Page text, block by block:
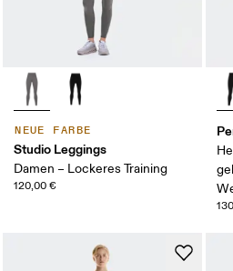
NEUE FARBE
Studio Leggings
Damen – Lockeres Training
120,00 €